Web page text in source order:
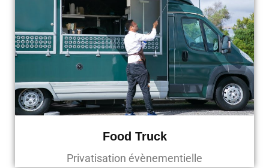
Food Truck
Privatisation évènementielle